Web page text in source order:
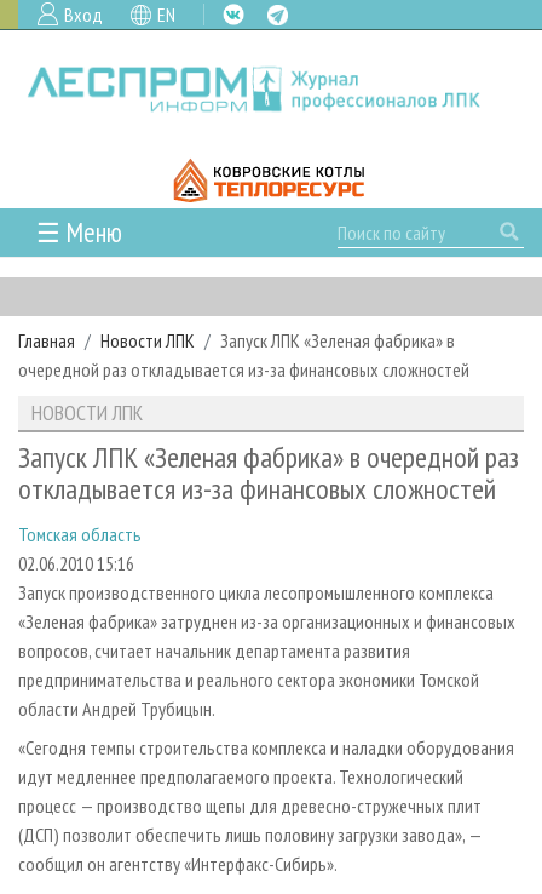
Вход EN
☰ Меню
ГЛАВНАЯ
РУБРИКИ И ТЕМЫ
РУБРИКИ ЖУРНАЛА
ЛЕСОЗАГОТОВКА
ЛЕСОПИЛЕНИЕ
СУШКА ДРЕВЕСИНЫ
ПРОИЗВОДСТВО ДРЕВЕСНЫХ ПЛИТ
ДЕРЕВЯННОЕ ДОМОСТРОЕНИЕ
ПРОИЗВОДСТВО МЕБЕЛИ
БИОЭНЕРГЕТИКА
ЦБП
ИНСТРУМЕНТ И МАТЕРИАЛЫ
НОВОСТИ
НОВОСТИ ЛПК
НОВОСТИ ЖУРНАЛА
ПРОЕКТЫ ЛПИ
АНАЛИТИКА
ПРЕДПРИЯТИЯ ЛПК
ПЕРСОНЫ
МОБИЛЬНЫЕ ВЫСТАВКИ
ОФИЦИАЛЬНЫЕ ДЕЛЕГАЦИИ
ПРИОРИТЕТНЫЕ ИНВЕСТПРОЕКТЫ
RUSSIAN FORESTRY REVIEW
ГАЗЕТА ЛЕСПРОМФОРУМ
БИБЛИОТЕКА СПЕЦИАЛИСТА
АРХИВ ЖУРНАЛОВ
СТАТЬИ
О ЖУРНАЛЕ
ПОДПИСКА
КОНТАКТЫ
РЕКЛАМОДАТЕЛЯМ
РЕКЛАМА
РЕКЛАМА НА САЙТЕ
Главная Новости ЛПК
Запуск ЛПК «Зеленая фабрика» в
очередной раз откладывается из-за финансовых сложностей
НОВОСТИ ЛПК
Запуск ЛПК «Зеленая фабрика» в очередной раз
откладывается из-за финансовых сложностей
Томская область
02.06.2010 15:16
Запуск производственного цикла лесопромышленного комплекса
«Зеленая фабрика» затруднен из-за организационных и финансовых
вопросов, считает начальник департамента развития
предпринимательства и реального сектора экономики Томской
области Андрей Трубицын.
«Сегодня темпы строительства комплекса и наладки оборудования
идут медленнее предполагаемого проекта. Технологический
процесс — производство щепы для древесно-стружечных плит
(ДСП) позволит обеспечить лишь половину загрузки завода», —
сообщил он агентству «Интерфакс-Сибирь».